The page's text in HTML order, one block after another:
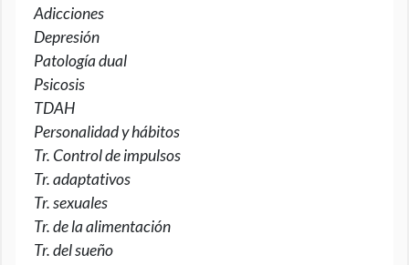
Adicciones
Depresión
Patología dual
Psicosis
TDAH
Personalidad y hábitos
Tr. Control de impulsos
Tr. adaptativos
Tr. sexuales
Tr. de la alimentación
Tr. del sueño